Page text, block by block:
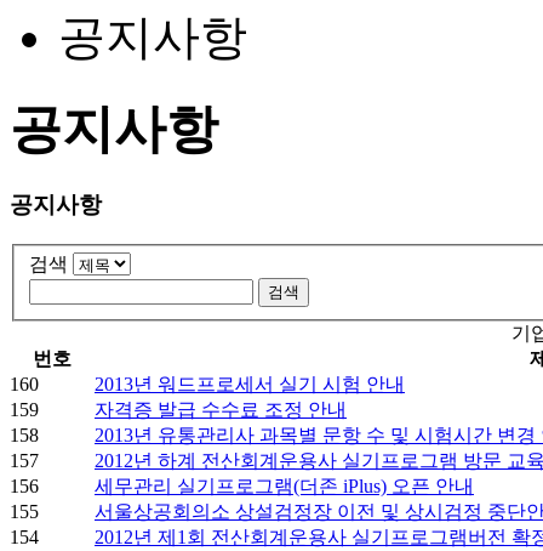
공지사항
공지사항
공지사항
검색
기
번호
160
2013년 워드프로세서 실기 시험 안내
159
자격증 발급 수수료 조정 안내
158
2013년 유통관리사 과목별 문항 수 및 시험시간 변경
157
2012년 하계 전산회계운용사 실기프로그램 방문 교
156
세무관리 실기프로그램(더존 iPlus) 오픈 안내
155
서울상공회의소 상설검정장 이전 및 상시검정 중단
154
2012년 제1회 전산회계운용사 실기프로그램버전 확